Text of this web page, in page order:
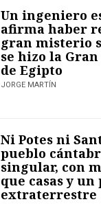
Un ingeniero
afirma haber
gran misterio
se hizo la
de Egipto
JORGE MARTÍN
Ni Potes ni
pueblo
singular, con
que casas y un
extraterrestre